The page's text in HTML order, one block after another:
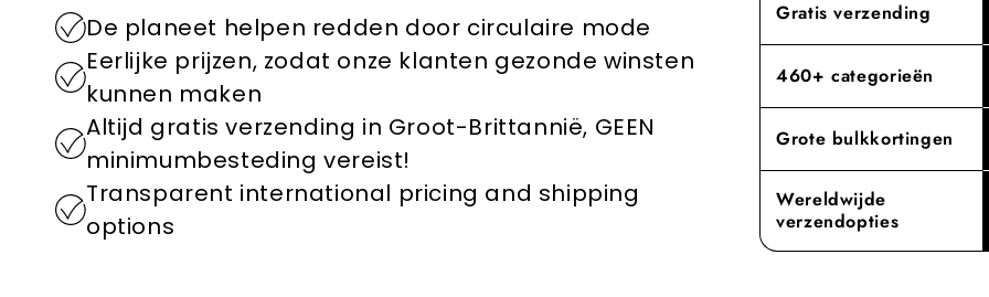
toewijding
De planeet helpen redden door circulaire mode
Eerlijke prijzen, zodat onze klanten gezonde winsten
kunnen maken
Altijd gratis verzending in Groot-Brittannië, GEEN
minimumbesteding vereist!
Transparent international pricing and shipping
options
Gratis verzending
460+ categorieën
Grote bulkkortingen
Wereldwijde
verzendopties